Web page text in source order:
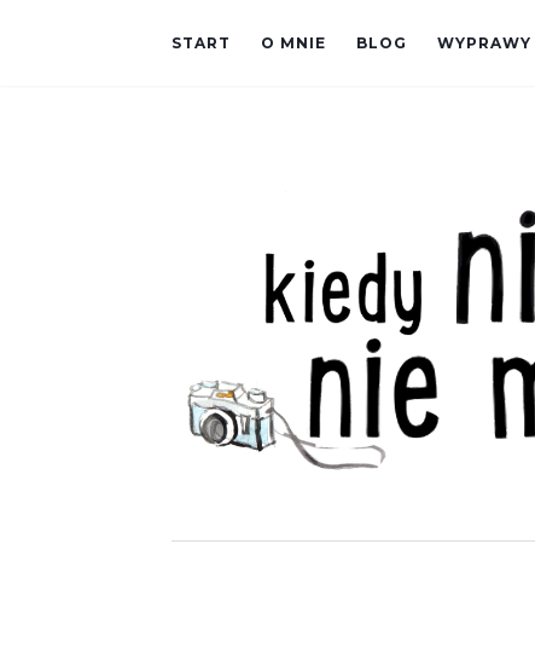
START O MNIE BLOG WYPRAWY